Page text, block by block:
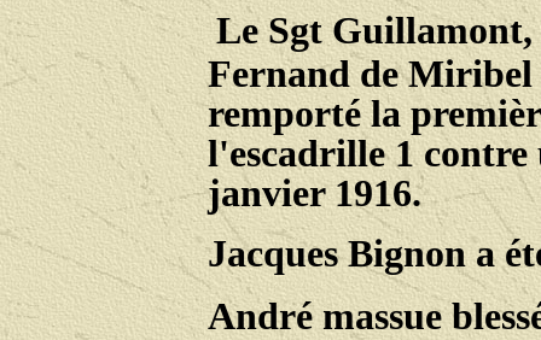
Le Sgt
Fernand de Miribel
remporté la
l'escadrille 1
janvier 1916.
Jacques Bignon a
André massue